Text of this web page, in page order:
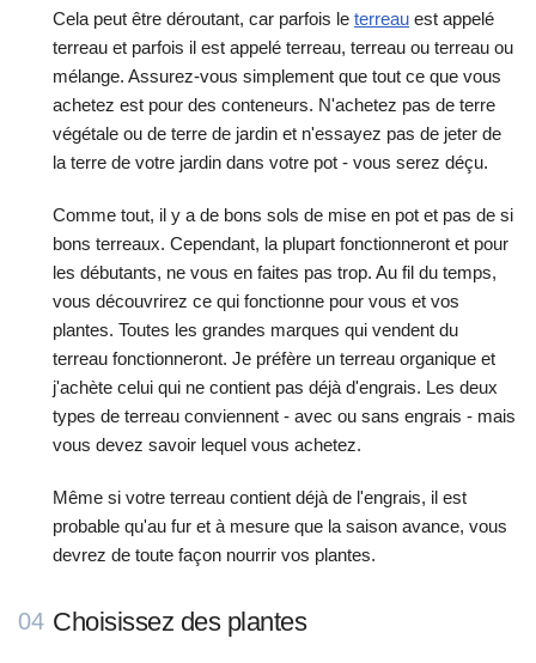
Cela peut être déroutant, car parfois le terreau est appelé
terreau et parfois il est appelé terreau, terreau ou terreau ou
mélange. Assurez-vous simplement que tout ce que vous
achetez est pour des conteneurs. N'achetez pas de terre
végétale ou de terre de jardin et n'essayez pas de jeter de
la terre de votre jardin dans votre pot - vous serez déçu.
Comme tout, il y a de bons sols de mise en pot et pas de si
bons terreaux. Cependant, la plupart fonctionneront et pour
les débutants, ne vous en faites pas trop. Au fil du temps,
vous découvrirez ce qui fonctionne pour vous et vos
plantes. Toutes les grandes marques qui vendent du
terreau fonctionneront. Je préfère un terreau organique et
j'achète celui qui ne contient pas déjà d'engrais. Les deux
types de terreau conviennent - avec ou sans engrais - mais
vous devez savoir lequel vous achetez.
Même si votre terreau contient déjà de l'engrais, il est
probable qu'au fur et à mesure que la saison avance, vous
devrez de toute façon nourrir vos plantes.
04 Choisissez des plantes